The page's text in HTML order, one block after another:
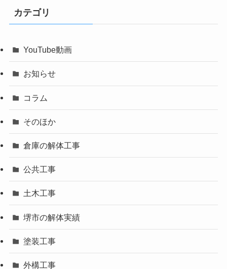
カテゴリ
YouTube動画
お知らせ
コラム
そのほか
倉庫の解体工事
公共工事
土木工事
堺市の解体実績
塗装工事
外構工事